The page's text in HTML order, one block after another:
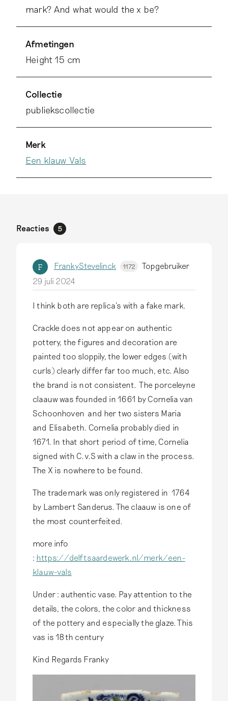
mark? And what would the x be?
Afmetingen
Height 15 cm
Collectie
publiekscollectie
Merk
Een klauw Vals
Reacties 5
F FrankyStevelinck 1172
Topgebruiker
29 juli 2024
I think both are replica's with a fake mark.
Crackle does not appear on authentic
pottery, the figures and decoration are
painted too sloppily, the lower edges (with
curls) clearly differ far too much, etc. Also
the brand is not consistent. The porceleyne
claauw was founded in 1661 by Cornelia van
Schoonhoven and her two sisters Maria
and Elisabeth. Cornelia probably died in
1671. In that short period of time, Cornelia
signed with C.v.S with a claw in the process.
The X is nowhere to be found.
The trademark was only registered in 1764
by Lambert Sanderus. The claauw is one of
the most counterfeited.
more info
: https://delftsaardewerk.nl/merk/een-
klauw-vals
Under : authentic vase. Pay attention to the
details, the colors, the color and thickness
of the pottery and especially the glaze. This
vas is 18th century
Kind Regards Franky